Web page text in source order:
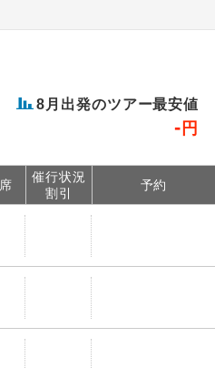
8月出発のツアー最安値
- 円
催行状況
割引
予約